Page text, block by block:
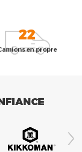
22
en propre